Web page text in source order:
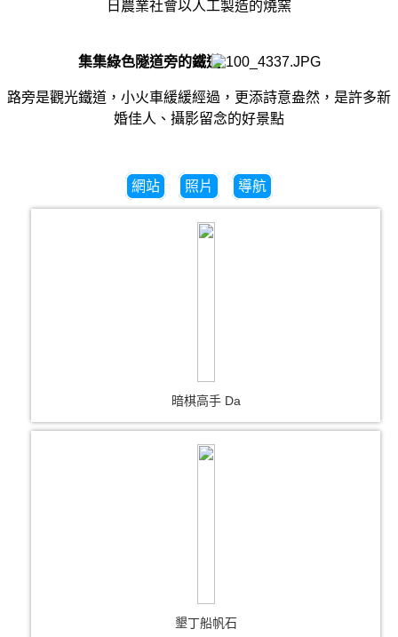
日農業社會以人工製造的燒窯
集集綠色隧道旁的鐵道
路旁是觀光鐵道，小火車緩緩經過，更添詩意盎然，是許多新
婚佳人、攝影留念的好景點
網站 照片 導航
暗棋高手 Da
墾丁船帆石